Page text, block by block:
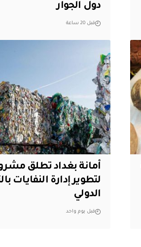
دول الجوار
قبل 20 ساعة
أمانة بغداد تطلق
لتطوير إدارة النفايات
الدولي
قبل يوم واحد